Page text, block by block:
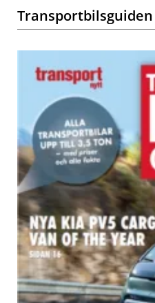
Transportbilsguiden